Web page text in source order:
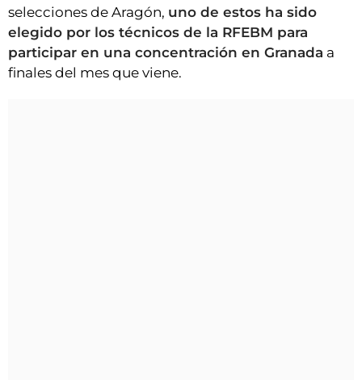
INICIAR SESIÓN
selecciones de Aragón, uno de estos ha sido
elegido por los técnicos de la RFEBM para
participar en una concentración en Granada a
finales del mes que viene.